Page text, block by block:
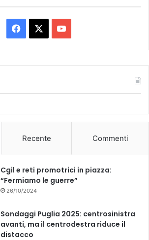
a
c
k
o
u
Recente Commenti
Cgil e reti promotrici in piazza:
“Fermiamo le guerre”
26/10/2024
Sondaggi Puglia 2025: centrosinistra
avanti, ma il centrodestra riduce il
distacco